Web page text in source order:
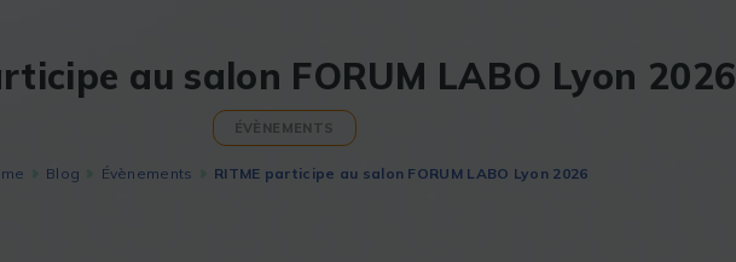
au salon FORUM LABO Lyon 2026
ÉVÈNEMENTS
Blog Évènements RITME participe au salon FORUM LABO Lyon 2026